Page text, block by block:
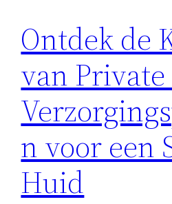
Ontdek de
van
n voor een
Huid